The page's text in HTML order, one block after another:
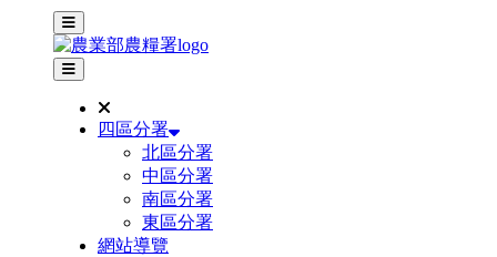
主選單
其他網站選單
四區分署
北區分署
中區分署
南區分署
東區分署
網站導覽